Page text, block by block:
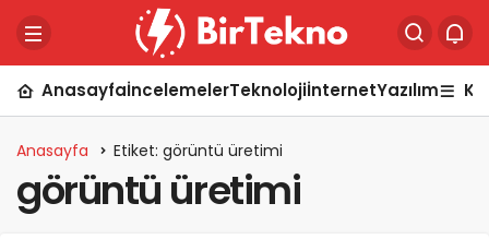
AnasayfaİncelemelerTeknolojiİnternetYazılım
Anasayfa Etiket: görüntü üretimi
görüntü üretimi